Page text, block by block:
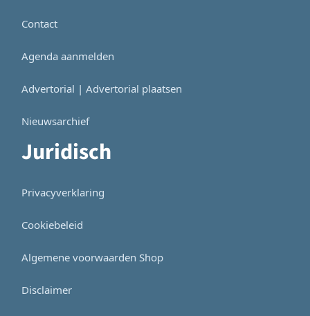
Contact
Agenda aanmelden
Advertorial | Advertorial plaatsen
Nieuwsarchief
Juridisch
Privacyverklaring
Cookiebeleid
Algemene voorwaarden Shop
Disclaimer